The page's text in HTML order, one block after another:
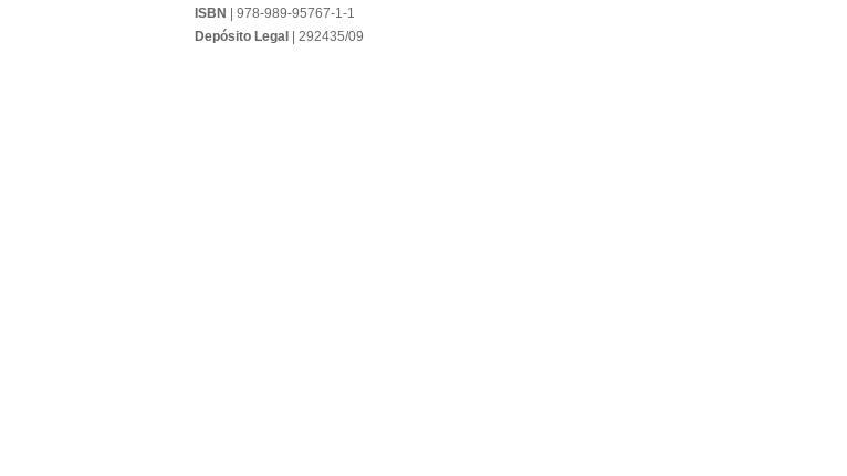
ISBN
| 978-989-95767-1-1
Depósito Legal
| 292435/09